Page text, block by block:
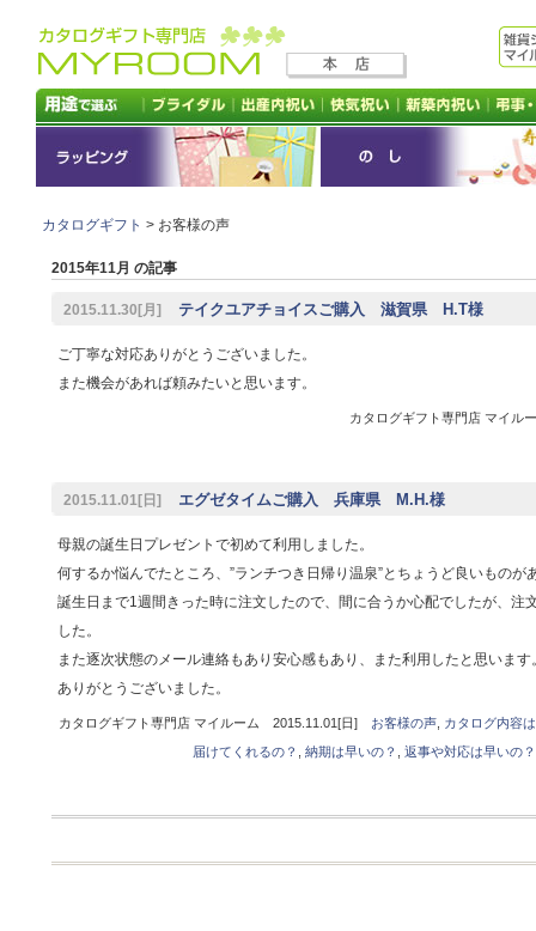
カタログギフト > お客様の声
2015年11月 の記事
2015.11.30[月] テイクユアチョイスご購入 滋賀県 H.T様
ご丁寧な対応ありがとうございました。
また機会があれば頼みたいと思います。
カタログギフト専門店 マイ
2015.11.01[日] エグゼタイムご購入 兵庫県 M.H.様
母親の誕生日プレゼントで初めて利用しました。
何するか悩んでたところ、”ランチつき日帰り温泉”とちょうど良いものが
誕生日まで1週間きった時に注文したので、間に合うか心配でしたが、注
した。
また逐次状態のメール連絡もあり安心感もあり、また利用したと思います
ありがとうございました。
カタログギフト専門店 マイルーム 2015.11.01[日] お客様の声, カタログ内容
届けてくれるの？
納期は早いの？ 返事や対応は早いの？